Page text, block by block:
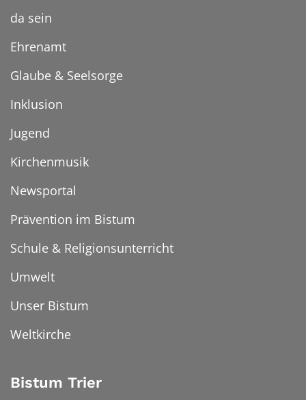
da sein
Ehrenamt
Glaube & Seelsorge
Inklusion
Jugend
Kirchenmusik
Newsportal
Prävention im Bistum
Schule & Religionsunterricht
Umwelt
Unser Bistum
Weltkirche
Bistum Trier